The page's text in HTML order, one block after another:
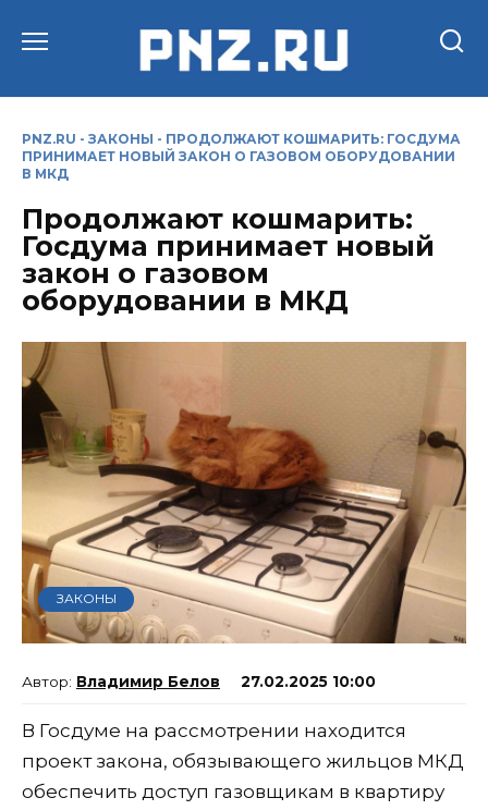
PNZ.RU - ЗАКОНЫ - ПРОДОЛЖАЮТ КОШМАРИТЬ: ГОСДУМА
ПРИНИМАЕТ НОВЫЙ ЗАКОН О ГАЗОВОМ ОБОРУДОВАНИИ
В МКД
Продолжают кошмарить:
Госдума принимает новый
закон о газовом
оборудовании в МКД
ЗАКОНЫ
Владимир Белов 27.02.2025 10:00
В Госдуме на рассмотрении находится
проект закона, обязывающего жильцов МКД
обеспечить доступ газовщикам в квартиру